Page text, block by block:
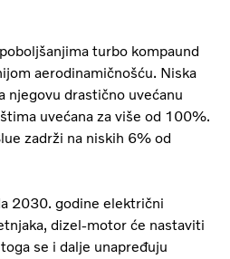
turbo kompaund
aerodinamičnošću. Niska
njegovu drastično uvećanu
uvećana za više od 100%.
zadrži na niskih 6% od
2030. godine električni
dizel-motor će nastaviti
se i dalje unapređuju